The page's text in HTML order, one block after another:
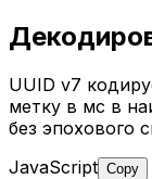
UUID v7
метку в мс в
без эпохового
JavaScript Copy